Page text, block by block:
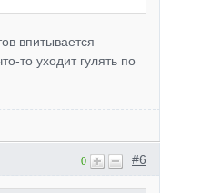
впитывается
то уходит гулять по
#6
0